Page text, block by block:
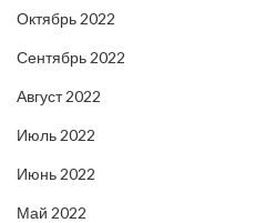
Октябрь 2022
Сентябрь 2022
Август 2022
Июль 2022
Июнь 2022
Май 2022